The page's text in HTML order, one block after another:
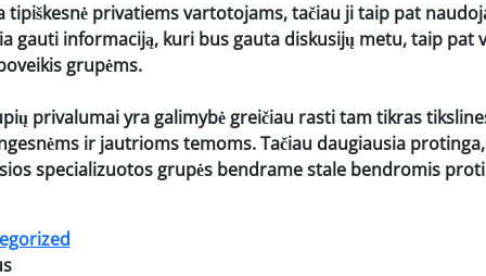
tipiškesnė privatiems vartotojams, tačiau ji taip pat
gauti informaciją, kuri bus gauta diskusijų metu, taip pat
grupėms.
privalumaiyra galimybė greičiau rasti tam tikras
ir jautrioms temoms. Tačiau daugiausia
specializuotos grupės bendrame stale bendromis